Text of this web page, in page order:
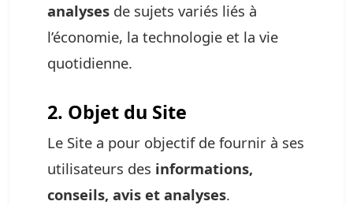
analyses de sujets variés liés à
l’économie, la technologie et la vie
quotidienne.
2. Objet du Site
Le Site a pour objectif de fournir à ses
utilisateurs des informations,
conseils, avis et analyses.